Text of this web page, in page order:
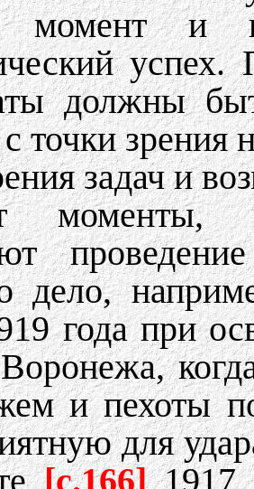
момент и
должны
точки зрения
задач и
моменты,
дело,
года при
и пехоты
для
[c.166] 1917